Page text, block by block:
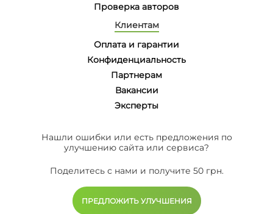
Проверка авторов
Клиентам
Оплата и гарантии
Конфиденциальность
Партнерам
Вакансии
Эксперты
Нашли ошибки или есть предложения по
улучшению сайта или сервиса?
Поделитесь с нами и получите 50 грн.
ПРЕДЛОЖИТЬ УЛУЧШЕНИЯ